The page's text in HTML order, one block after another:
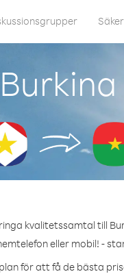
kvalitetssamtal till
eller mobil! -
för att få de bästa